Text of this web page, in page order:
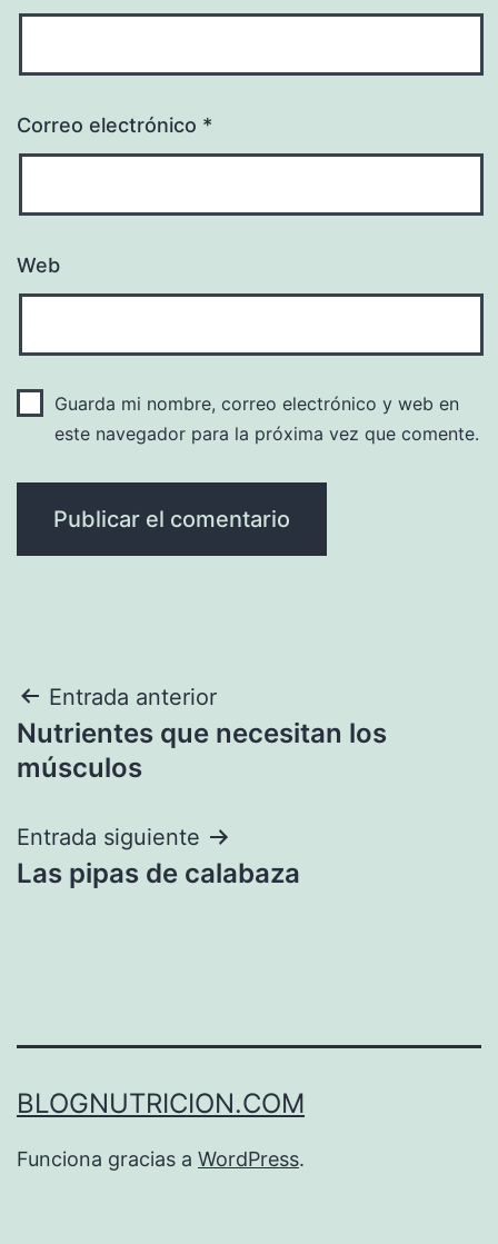
Correo electrónico *
Web
Guarda mi nombre, correo electrónico y web en
este navegador para la próxima vez que comente.
Navegación
de
Entrada anterior
Nutrientes que necesitan los
músculos
Entrada siguiente
Las pipas de calabaza
BLOGNUTRICION.COM
Funciona gracias a WordPress.